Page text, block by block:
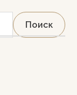
Поиск